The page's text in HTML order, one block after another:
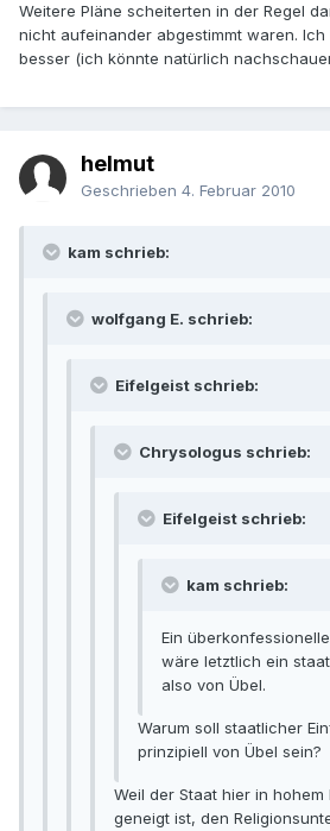
Weitere Pläne scheiterten in der Regel
nicht aufeinander abgestimmt waren.
besser (ich könnte natürlich
helmut
Geschrieben 4. Februar 2010
kam schrieb:
wolfgang E. schrieb:
Eifelgeist schrieb:
Chrysologus schrieb:
Eifelgeist schrieb:
kam schrieb:
Ein
wäre letztlich ein
also von Übel.
Warum soll staatlicher
prinzipiell von Übel sein?
Weil der Staat hier in hohem
geneigt ist, den